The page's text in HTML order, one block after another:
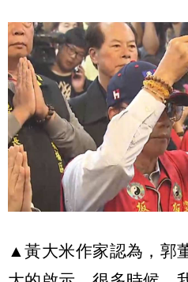
▲黃大米作家認為，郭